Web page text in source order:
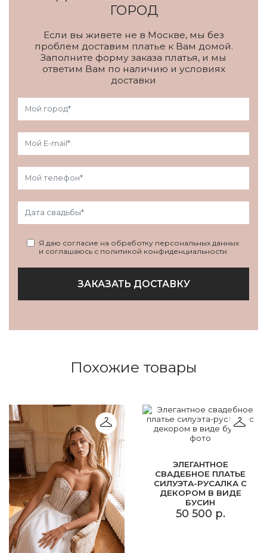
ГОРОД
Если вы живете не в Москве, мы без
проблем доставим платье к Вам домой.
Заполните форму заказа платья, и мы
ответим Вам по наличию и условиях
доставки
Я даю согласие на обработку персональных данных
и соглашаюсь с политикой конфиденциальности
ЗАКАЗАТЬ ДОСТАВКУ
Похожие товары
ЭЛЕГАНТНОЕ
СВАДЕБНОЕ ПЛАТЬЕ
СИЛУЭТА-РУСАЛКА С
ДЕКОРОМ В ВИДЕ
БУСИН
50 500 р.